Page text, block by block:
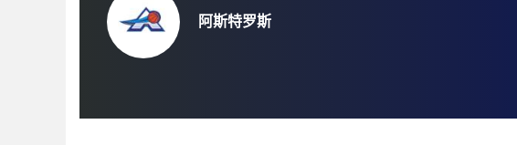
阿斯特罗斯